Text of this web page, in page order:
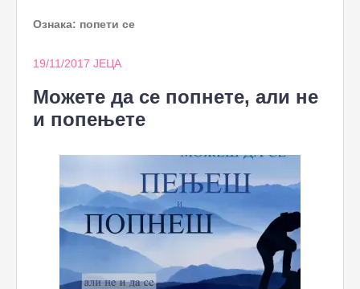
Ознака: попети се
19/11/2017 ЈЕЦА
Можете да се попнете, али не
и попењете